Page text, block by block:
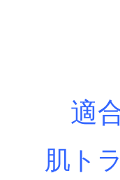
適
肌ト